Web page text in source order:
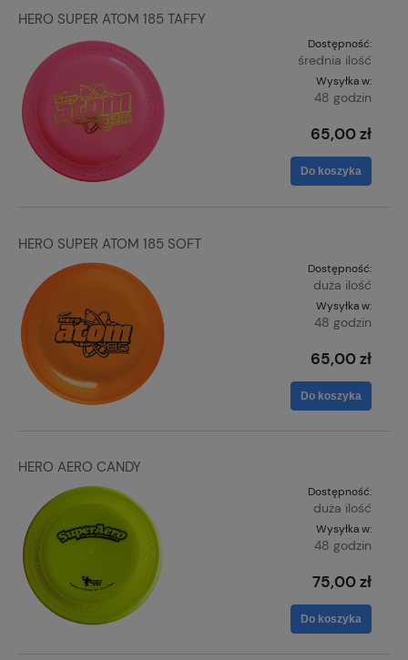
HERO SUPER ATOM 185 TAFFY
Dostępność:
średnia ilość
Wysyłka w:
48 godzin
65,00 zł
Do koszyka
HERO SUPER ATOM 185 SOFT
Dostępność:
duża ilość
Wysyłka w:
48 godzin
65,00 zł
Do koszyka
HERO AERO CANDY
Dostępność:
duża ilość
Wysyłka w:
48 godzin
75,00 zł
Do koszyka